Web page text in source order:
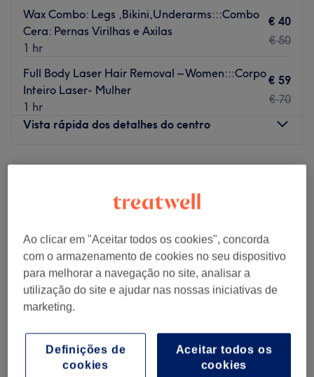
Especializados em:
Marcas e produtos utilizados:
Extras:
Go to venue
Wax Combo: Legs ,Bikini,Underarms:::Combo
Cera: Pernas Virilhas e Axilas
1 hr
€ 40
€ 50
Full Body Laser Hair Removal – Women:::Corpo
Inteiro Laser- Mulher
1 hr
€ 59
€ 70
Vista rápida dos detalhes do centro
Segunda-feira 10:00–19:00
Sábado
10:00–19:00
Domingo
Fechado
✨Atelier de Unhas- Chiado
💅 Nails | 👣 Pedicure | 💆 Massages | 🪞 Brows & Lashes |
🧴 Facials | ✨ Waxing & Laser
Ao clicar em "Aceitar todos os cookies", concorda
com o armazenamento de cookies no seu dispositivo
para melhorar a navegação no site, analisar a
utilização do site e ajudar nas nossas iniciativas de
marketing.
Aceitar todos os
cookies
Definições de
cookies